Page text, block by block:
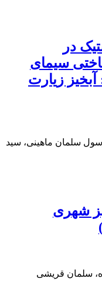
در
سیمای
زیارت
سلمان ماهینی، سید
شهری
سلمان قریشی